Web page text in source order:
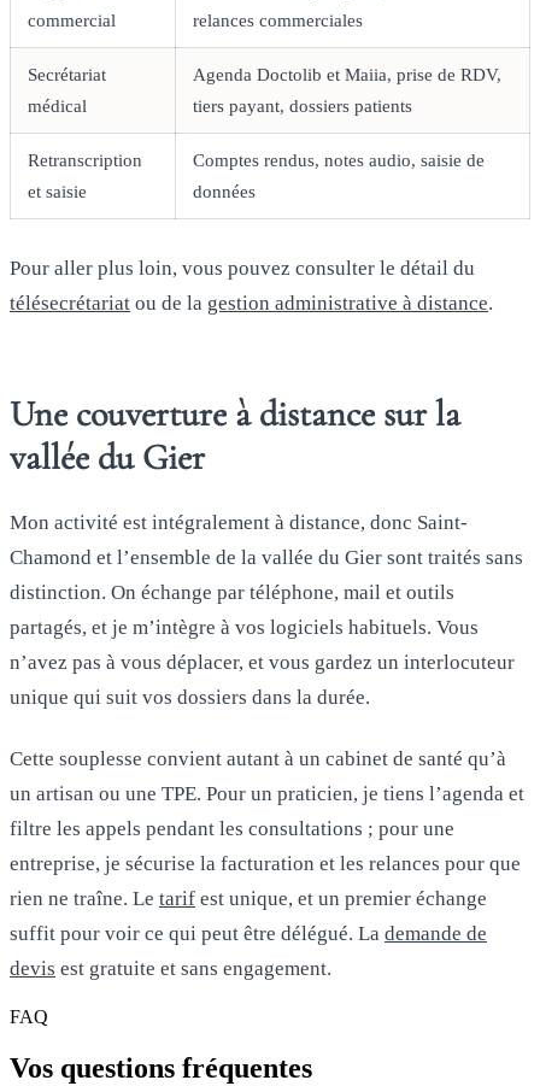
commercial
relances commerciales
Secrétariat
médical
Agenda Doctolib et Maiia, prise de RDV,
tiers payant, dossiers patients
Retranscription
et saisie
Comptes rendus, notes audio, saisie de
données
Pour aller plus loin, vous pouvez consulter le détail du
télésecrétariat ou de la gestion administrative à distance.
Une couverture à distance sur la
vallée du Gier
Mon activité est intégralement à distance, donc Saint-
Chamond et l’ensemble de la vallée du Gier sont traités sans
distinction. On échange par téléphone, mail et outils
partagés, et je m’intègre à vos logiciels habituels. Vous
n’avez pas à vous déplacer, et vous gardez un interlocuteur
unique qui suit vos dossiers dans la durée.
Cette souplesse convient autant à un cabinet de santé qu’à
un artisan ou une TPE. Pour un praticien, je tiens l’agenda et
filtre les appels pendant les consultations ; pour une
entreprise, je sécurise la facturation et les relances pour que
rien ne traîne. Le tarif est unique, et un premier échange
suffit pour voir ce qui peut être délégué. La demande de
devis est gratuite et sans engagement.
FAQ
Vos questions fréquentes